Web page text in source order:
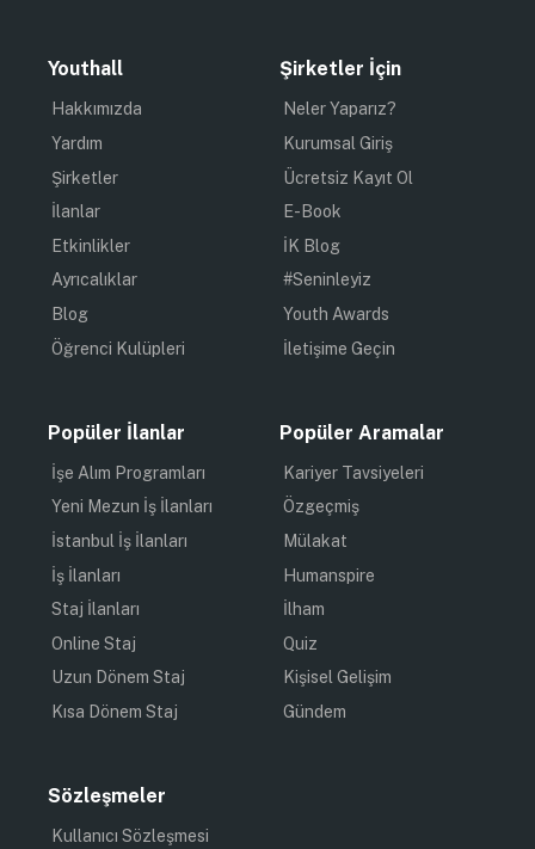
Youthall
Hakkımızda
Yardım
Şirketler
İlanlar
Etkinlikler
Ayrıcalıklar
Blog
Öğrenci Kulüpleri
Şirketler İçin
Neler Yaparız?
Kurumsal Giriş
Ücretsiz Kayıt Ol
E-Book
İK Blog
#Seninleyiz
Youth Awards
İletişime Geçin
Popüler İlanlar
İşe Alım Programları
Yeni Mezun İş İlanları
İstanbul İş İlanları
İş İlanları
Staj İlanları
Online Staj
Uzun Dönem Staj
Kısa Dönem Staj
Popüler Aramalar
Kariyer Tavsiyeleri
Özgeçmiş
Mülakat
Humanspire
İlham
Quiz
Kişisel Gelişim
Gündem
Sözleşmeler
Kullanıcı Sözleşmesi